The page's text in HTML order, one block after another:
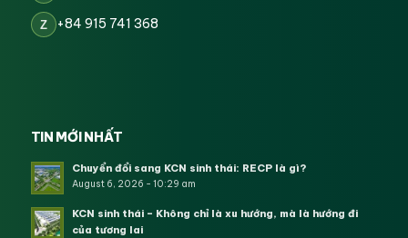
Z +84 915 741 368
TIN MỚI NHẤT
Chuyển đổi sang KCN sinh thái: RECP là gì?
August 6, 2026 - 10:29 am
KCN sinh thái – Không chỉ là xu hướng, mà là hướng đi
của tương lai